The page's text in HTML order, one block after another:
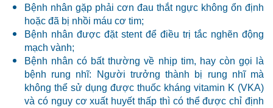
Bệnh nhân gặp phải cơn đau thắt ngực không ổn định
hoặc đã bị nhồi máu cơ tim;
Bệnh nhân được đặt stent để điều trị tắc nghẽn động
mạch vành;
Bệnh nhân có bất thường về nhịp tim, hay còn gọi là
bệnh rung nhĩ: Người trưởng thành bị rung nhĩ mà
không thể sử dụng được thuốc kháng vitamin K (VKA)
và có nguy cơ xuất huyết thấp thì có thể được chỉ định